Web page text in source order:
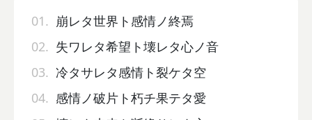
01. 崩レタ世界ト感情ノ終焉
02. 失ワレタ希望ト壊レタ心ノ音
03. 冷タサレタ感情ト裂ケタ空
04. 感情ノ破片ト朽チ果テタ愛